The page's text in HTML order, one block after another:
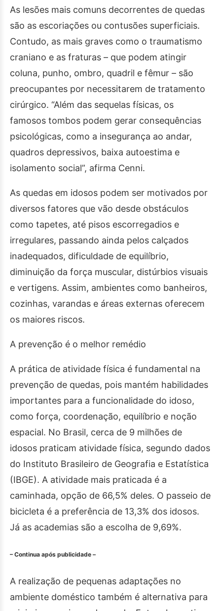
As lesões mais comuns decorrentes de quedas
são as escoriações ou contusões superficiais.
Contudo, as mais graves como o traumatismo
craniano e as fraturas – que podem atingir
coluna, punho, ombro, quadril e fêmur – são
preocupantes por necessitarem de tratamento
cirúrgico. “Além das sequelas físicas, os
famosos tombos podem gerar consequências
psicológicas, como a insegurança ao andar,
quadros depressivos, baixa autoestima e
isolamento social”, afirma Cenni.
As quedas em idosos podem ser motivados por
diversos fatores que vão desde obstáculos
como tapetes, até pisos escorregadios e
irregulares, passando ainda pelos calçados
inadequados, dificuldade de equilíbrio,
diminuição da força muscular, distúrbios visuais
e vertigens. Assim, ambientes como banheiros,
cozinhas, varandas e áreas externas oferecem
os maiores riscos.
A prevenção é o melhor remédio
A prática de atividade física é fundamental na
prevenção de quedas, pois mantém habilidades
importantes para a funcionalidade do idoso,
como força, coordenação, equilíbrio e noção
espacial. No Brasil, cerca de 9 milhões de
idosos praticam atividade física, segundo dados
do Instituto Brasileiro de Geografia e Estatística
(IBGE). A atividade mais praticada é a
caminhada, opção de 66,5% deles. O passeio de
bicicleta é a preferência de 13,3% dos idosos.
Já as academias são a escolha de 9,69%.
– Continua após publicidade –
A realização de pequenas adaptações no
ambiente doméstico também é alternativa para